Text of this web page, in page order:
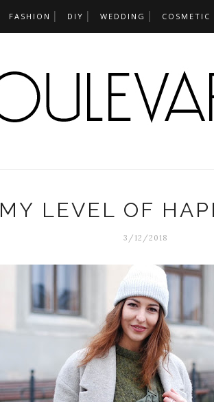
FASHION DIY WEDDING COSMETIC
MY LEVEL OF
3/12/2018